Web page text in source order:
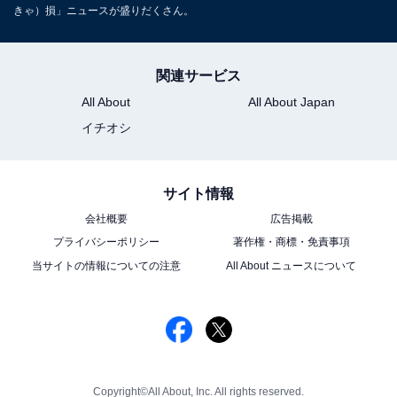
きゃ）損」ニュースが盛りだくさん。
関連サービス
All About
All About Japan
イチオシ
サイト情報
会社概要
広告掲載
プライバシーポリシー
著作権・商標・免責事項
当サイトの情報についての注意
All About ニュースについて
Copyright©All About, Inc. All rights reserved.